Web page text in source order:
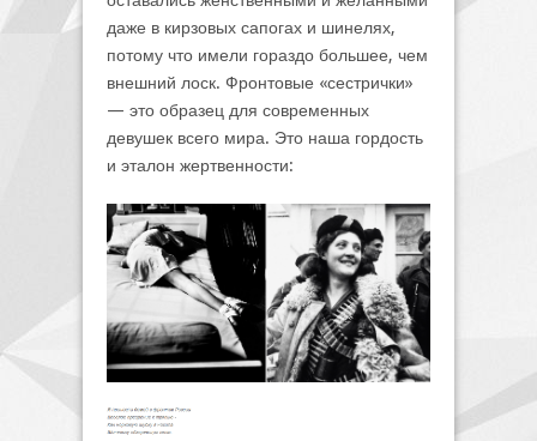
даже в кирзовых сапогах и шинелях,
потому что имели гораздо большее, чем
внешний лоск. Фронтовые «сестрички»
— это образец для современных
девушек всего мира. Это наша гордость
и эталон жертвенности: